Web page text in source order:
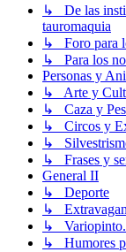
↳ De las
tauromaquia
↳ Foro para
↳ Para los
Personas y
↳ Arte y
↳ Caza y
↳ Circos y
↳
↳ Frases y
General II
↳ Deporte
↳
↳ Variopinto.
↳ Humores